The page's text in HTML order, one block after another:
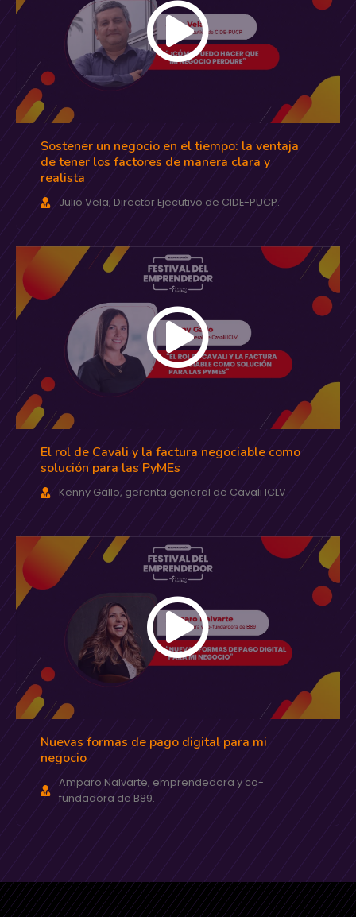
Sostener un negocio en el tiempo: la ventaja
de tener los factores de manera clara y
realista
Julio Vela, Director Ejecutivo de CIDE-PUCP.
El rol de Cavali y la factura negociable como
solución para las PyMEs
Kenny Gallo, gerenta general de Cavali ICLV
Nuevas formas de pago digital para mi
negocio
Amparo Nalvarte, emprendedora y co-
fundadora de B89.